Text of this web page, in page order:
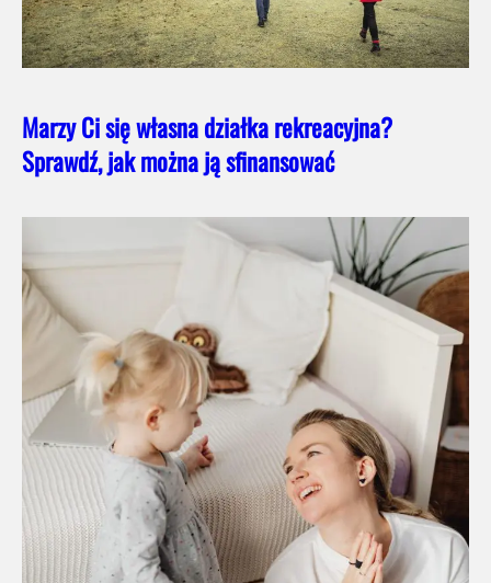
Marzy Ci się własna działka rekreacyjna?
Sprawdź, jak można ją sfinansować